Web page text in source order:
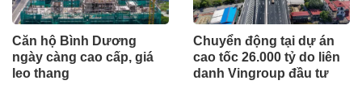
Căn hộ Bình Dương
ngày càng cao cấp, giá
leo thang
Chuyển động tại dự án
cao tốc 26.000 tỷ do liên
danh Vingroup đầu tư